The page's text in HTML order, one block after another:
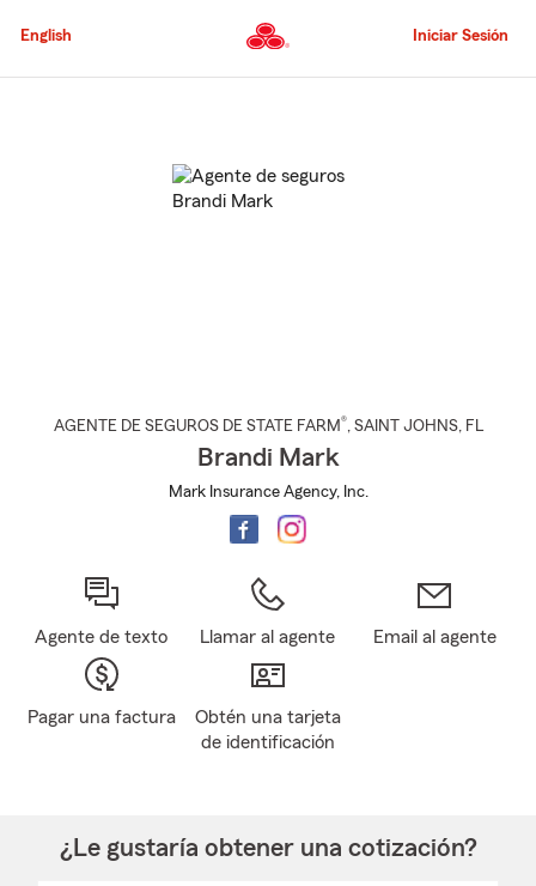
al
principal
English Iniciar Sesión
AGENTE DE SEGUROS DE STATE FARM®, SAINT JOHNS, FL
Brandi Mark
Mark Insurance Agency, Inc.
Agente de texto Llamar al agente Email al agente
Pagar una factura
Obtén una tarjeta
de identificación
¿Le gustaría obtener una cotización?